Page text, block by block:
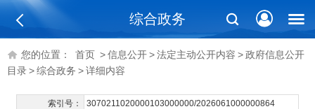
综合政务
您的位置： 首页 >信息公开>法定主动公开内容 >政府信息公开
目录>综合政务 >详细内容
索引号：
3070211020000103000000/2026061000000864